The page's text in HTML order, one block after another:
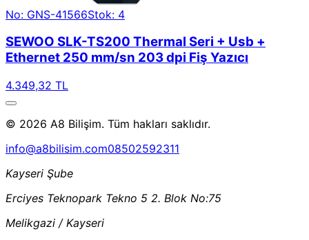
No: GNS-41566Stok: 4
SEWOO SLK-TS200 Thermal Seri + Usb +
Ethernet 250 mm/sn 203 dpi Fiş Yazıcı
4.349,32 TL
© 2026 A8 Bilişim. Tüm hakları saklıdır.
info@a8bilisim.com08502592311
Kayseri Şube
Erciyes Teknopark Tekno 5 2. Blok No:75
Melikgazi / Kayseri